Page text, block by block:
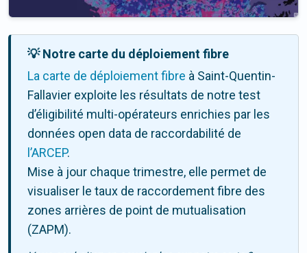
💡 Notre carte du déploiement fibre
La carte de déploiement fibre à Saint-Quentin-
Fallavier exploite les résultats de notre test
d’éligibilité multi-opérateurs enrichies par les
données open data de raccordabilité de
l’ARCEP.
Mise à jour chaque trimestre, elle permet de
visualiser le taux de raccordement fibre des
zones arrières de point de mutualisation
(ZAPM).